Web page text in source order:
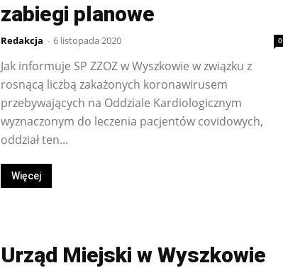
zabiegi planowe
Redakcja - 6 listopada 2020 0
Jak informuje SP ZZOZ w Wyszkowie w związku z
rosnącą liczbą zakażonych koronawirusem
przebywających na Oddziale Kardiologicznym
wyznaczonym do leczenia pacjentów covidowych,
oddział ten...
Więcej
Urząd Miejski w Wyszkowie